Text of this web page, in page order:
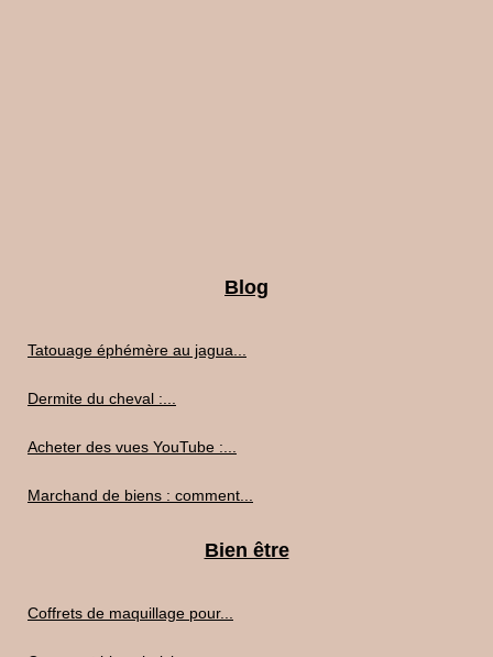
Blog
Tatouage éphémère au jagua...
Dermite du cheval :...
Acheter des vues YouTube :...
Marchand de biens : comment...
Bien être
Coffrets de maquillage pour...